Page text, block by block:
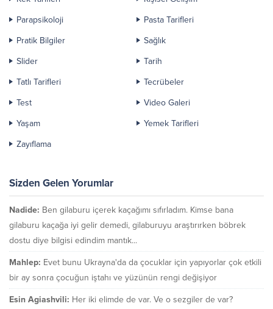
Parapsikoloji
Pasta Tarifleri
Pratik Bilgiler
Sağlık
Slider
Tarih
Tatlı Tarifleri
Tecrübeler
Test
Video Galeri
Yaşam
Yemek Tarifleri
Zayıflama
Sizden Gelen Yorumlar
Nadide: Ben gilaburu içerek kaçağımı sıfırladım. Kimse bana
gilaburu kaçağa iyi gelir demedi, gilaburuyu araştırırken böbrek
dostu diye bilgisi edindim mantık...
Mahlep: Evet bunu Ukrayna'da da çocuklar için yapıyorlar çok etkili
bir ay sonra çocuğun iştahı ve yüzünün rengi değişiyor
Esin Agiashvili: Her iki elimde de var. Ve o sezgiler de var?